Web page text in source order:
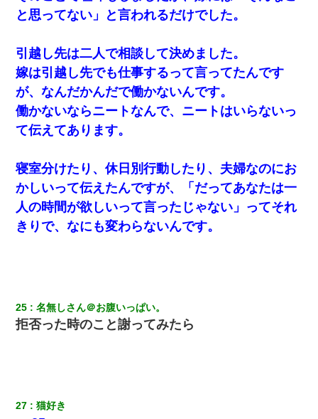
転職先が決まったので退職の意思を伝えたら。上司「無責任」
「簡単には辞めさせない」私（どうせ辞めるし…）→ 思いっきり
【考察】兄嫁急死の1年後、兄が引越すというので手伝いに行った
ら下着が入った引き出しの奥にとんでもないモノを見つけた
婚活パーティーでよく会う美女がいた。こんな完璧な容姿を持っ
てしても結婚て難しいんだなぁ…と思ってた
何年か前に妹は離婚している。当時生まれた姪が義弟の子じゃな
かったため妹有責での離婚になり…
彼女(37)の情欲がえげつない件ｗｗｗｗｗｗｗ
レ！」私「なんでよ」Ａ「ケーチ！バーカ！」→ 後日、Ａ旦那が
凸してきた
と思ってない」と言われるだけでした。
引越し先は二人で相談して決めました。
嫁は引越し先でも仕事するって言ってたんです
が、なんだかんだで働かないんです。
働かないならニートなんで、ニートはいらないっ
て伝えてあります。
寝室分けたり、休日別行動したり、夫婦なのにお
かしいって伝えたんですが、「だってあなたは一
人の時間が欲しいって言ったじゃない」ってそれ
きりで、なにも変わらないんです。
25 名無しさん＠お腹いっぱい。
拒否った時のこと謝ってみたら
27 猫好き